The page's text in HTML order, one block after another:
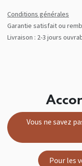
Conditions générales
Garantie satisfait ou
Livraison : 2-3 jours
Vous ne savez
Pour les